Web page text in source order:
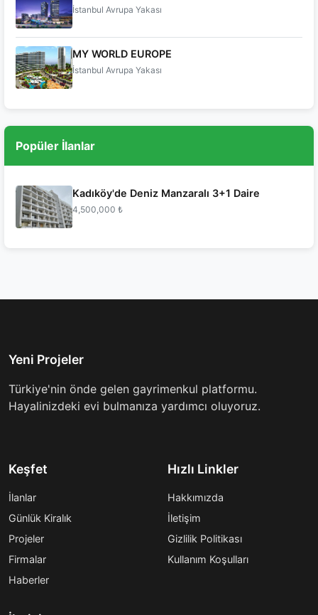
İstanbul Avrupa Yakası
MY WORLD EUROPE
İstanbul Avrupa Yakası
Popüler İlanlar
Kadıköy'de Deniz Manzaralı 3+1 Daire
4,500,000 ₺
Yeni Projeler
Türkiye'nin önde gelen gayrimenkul platformu.
Hayalinizdeki evi bulmanıza yardımcı oluyoruz.
Keşfet
İlanlar
Günlük Kiralık
Projeler
Firmalar
Haberler
Hızlı Linkler
Hakkımızda
İletişim
Gizlilik Politikası
Kullanım Koşulları